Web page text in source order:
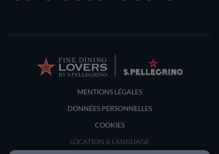
Terms and Conditions
MENTIONS LÉGALES
DONNÉES PERSONNELLES
COOKIES
LOCATION & LANGUAGE